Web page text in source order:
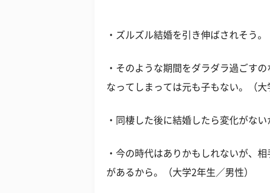
・ズルズル結婚を引き伸ばされそう
・そのような期間をダラダラ過ごす
なってしまっては元も子もない。（大
・同棲した後に結婚したら変化がな
・今の時代はありかもしれないが、
があるから。（大学2年生／男性）